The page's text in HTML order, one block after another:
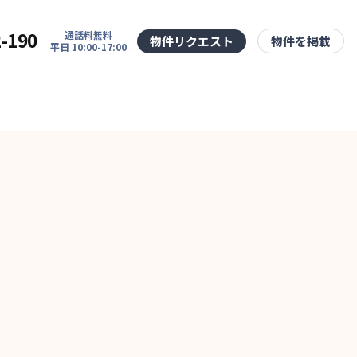
190
通話料無料
平日 10:00-17:00
物件リクエスト 物件を掲載